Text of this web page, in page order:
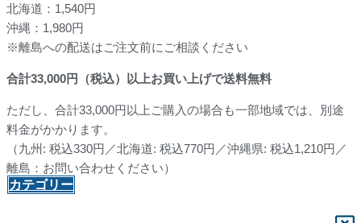
北海道：1,540円
沖縄：1,980円
※離島への配送はご注文前にご相談ください
合計33,000円（税込）以上お買い上げで送料無料
ただし、合計33,000円以上ご購入の場合も一部地域では、別途
料金がかかります。
（九州: 税込330円／北海道: 税込770円／沖縄県: 税込1,210円／
離島：お問い合わせください）
カテゴリー